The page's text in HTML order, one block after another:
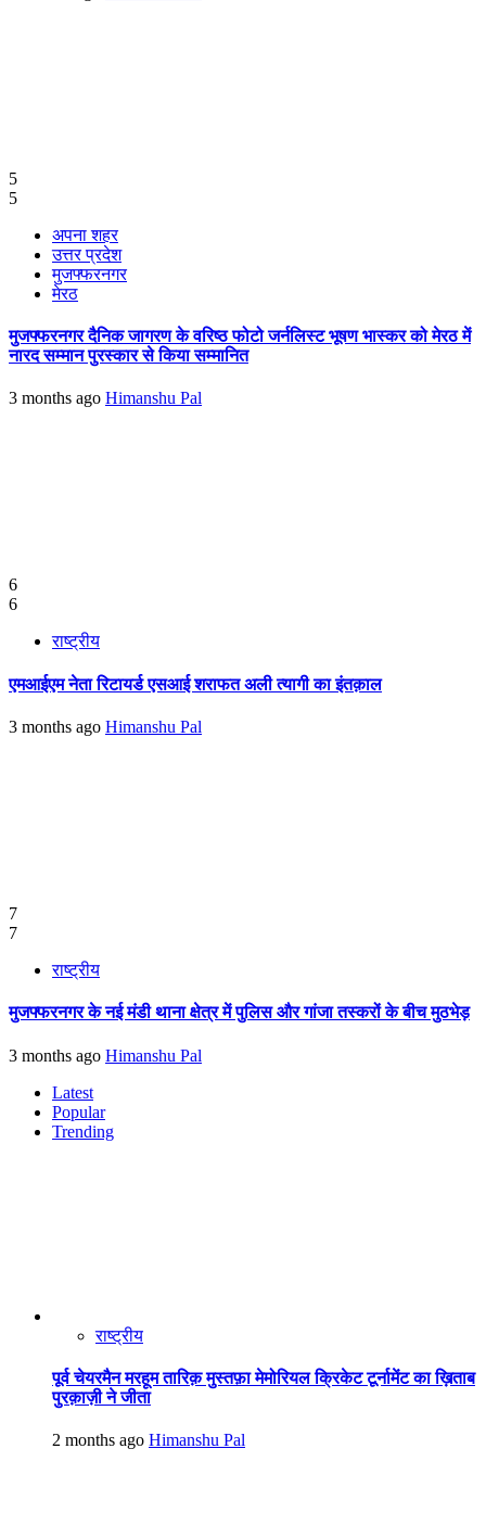
5
5
अपना शहर
उत्तर प्रदेश
मुजफ्फरनगर
मेरठ
मुजफ्फरनगर दैनिक जागरण के वरिष्ठ फोटो जर्नलिस्ट भूषण भास्कर को मेरठ में
नारद सम्मान पुरस्कार से किया सम्मानित
3 months ago Himanshu Pal
6
6
राष्ट्रीय
एमआईएम नेता रिटायर्ड एसआई शराफत अली त्यागी का इंतक़ाल
3 months ago Himanshu Pal
7
7
राष्ट्रीय
मुजफ्फरनगर के नई मंडी थाना क्षेत्र में पुलिस और गांजा तस्करों के बीच मुठभेड़
3 months ago Himanshu Pal
Latest
Popular
Trending
राष्ट्रीय
पूर्व चेयरमैन मरहूम तारिक़ मुस्तफ़ा मेमोरियल क्रिकेट टूर्नामेंट का ख़िताब
पुरक़ाज़ी ने जीता
2 months ago Himanshu Pal